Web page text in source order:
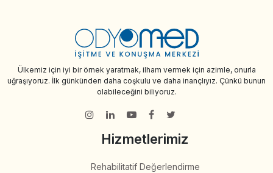
Ülkemiz için iyi bir örnek yaratmak, ilham vermek için azimle, onurla
uğraşıyoruz. İlk günkünden daha coşkulu ve daha inançlıyız. Çünkü bunun
olabileceğini biliyoruz.
Hizmetlerimiz
Rehabilitatif Değerlendirme